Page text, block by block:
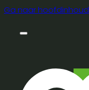
Ga naar hoofdinhoud